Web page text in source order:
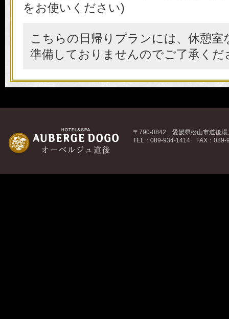
をお使いください)
こちらの日帰りプランには、休憩室
準備しておりませんのでご了承くだ
〒790-0842 愛媛県松山市道後湯
TEL：089-934-1414 FAX：089-